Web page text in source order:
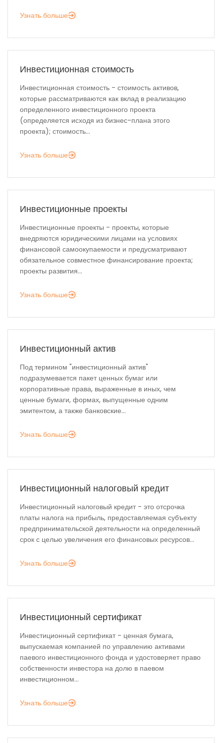
Узнать больше
Инвестиционная стоимость
Инвестиционная стоимость - стоимость активов,
которые рассматриваются как вклад в реализацию
определенного инвестиционного проекта
(определяется исходя из бизнес-плана этого
проекта); стоимость...
Узнать больше
Инвестиционные проекты
Инвестиционные проекты - проекты, которые
внедряются юридическими лицами на условиях
финансовой самоокупаемости и предусматривают
обязательное совместное финансирование проекта;
проекты развития...
Узнать больше
Инвестиционный актив
Под термином "инвестиционный актив"
подразумевается пакет ценных бумаг или
корпоративные права, выраженные в иных, чем
ценные бумаги, формах, выпущенные одним
эмитентом, а также банковские...
Узнать больше
Инвестиционный налоговый кредит
Инвестиционный налоговый кредит - это отсрочка
платы налога на прибыль, предоставляемая субъекту
предпринимательской деятельности на определенный
срок с целью увеличения его финансовых ресурсов...
Узнать больше
Инвестиционный сертификат
Инвестиционный сертификат - ценная бумага,
выпускаемая компанией по управлению активами
паевого инвестиционного фонда и удостоверяет право
собственности инвестора на долю в паевом
инвестиционном...
Узнать больше